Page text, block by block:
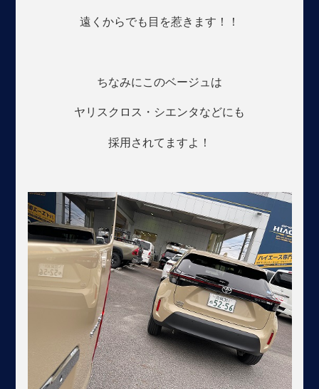
遠くからでも目を惹きます！！
ちなみにこのベージュは
ヤリスクロス・シエンタなどにも
採用されてますよ！